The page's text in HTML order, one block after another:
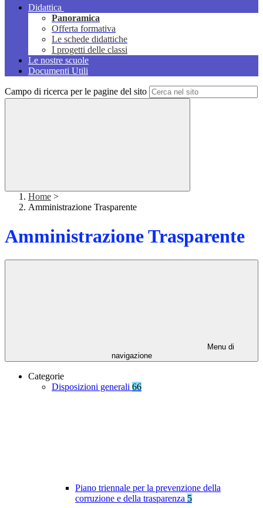
Didattica
Panoramica
Offerta formativa
Le schede didattiche
I progetti delle classi
Le nostre scuole
Documenti Utili
Campo di ricerca per le pagine del sito
Home >
Amministrazione Trasparente
Amministrazione Trasparente
Menu di
navigazione
Categorie
Disposizioni generali 66
Piano triennale per la prevenzione della
corruzione e della trasparenza 5